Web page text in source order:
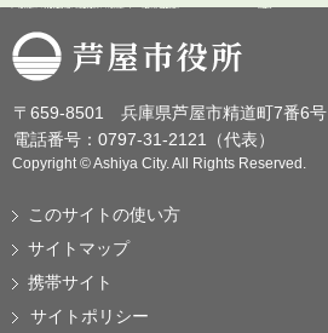
芦屋市役所
〒659-8501 兵庫県芦屋市精道町7番6号
電話番号：0797-31-2121（代表）
Copyright © Ashiya City. All Rights Reserved.
このサイトの使い方
サイトマップ
携帯サイト
サイトポリシー